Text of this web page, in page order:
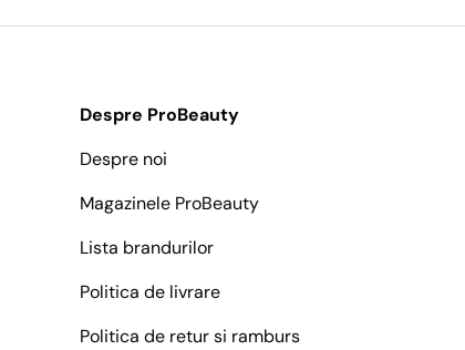
Despre ProBeauty
Despre noi
Magazinele ProBeauty
Lista brandurilor
Politica de livrare
Politica de retur si ramburs